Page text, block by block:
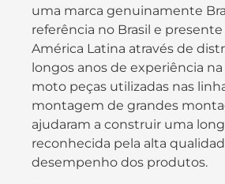
uma marca genuinamente
referência no Brasil e
América Latina através de
longos anos de experiência
moto peças utilizadas nas
montagem de grandes
ajudaram a construir uma
reconhecida pela alta
desempenho dos produtos.